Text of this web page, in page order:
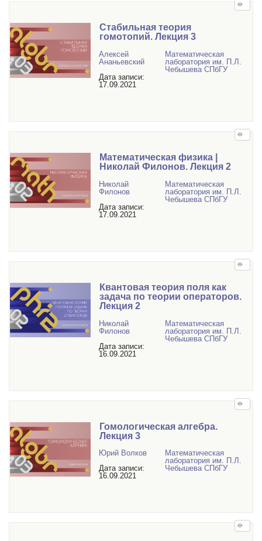
Стабильная теория
гомотопий. Лекция 3
Алексей
Ананьевский
Дата записи:
17.09.2021
Математичеcкая
лаборатория им. П.Л.
Чебышева СПбГУ
Математическая физика |
Николай Филонов. Лекция 2
Николай
Филонов
Дата записи:
17.09.2021
Математичеcкая
лаборатория им. П.Л.
Чебышева СПбГУ
Квантовая теория поля как
задача по теории операторов.
Лекция 2
Николай
Филонов
Дата записи:
16.09.2021
Математичеcкая
лаборатория им. П.Л.
Чебышева СПбГУ
Гомологическая алгебра.
Лекция 3
Юрий Волков
Дата записи:
16.09.2021
Математичеcкая
лаборатория им. П.Л.
Чебышева СПбГУ